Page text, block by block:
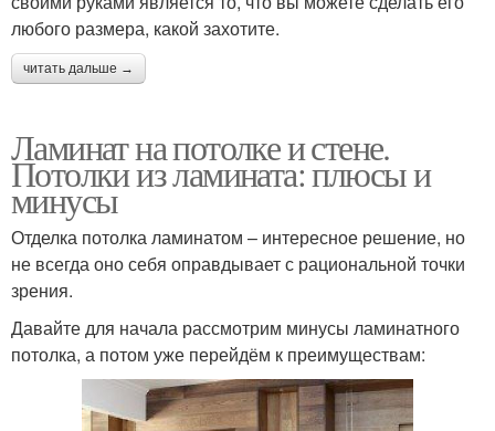
любого размера, какой захотите.
читать дальше →
Ламинат на потолке и стене.
Потолки из ламината: плюсы и
минусы
Отделка потолка ламинатом – интересное решение, но
не всегда оно себя оправдывает с рациональной точки
зрения.
Давайте для начала рассмотрим минусы ламинатного
потолка, а потом уже перейдём к преимуществам: